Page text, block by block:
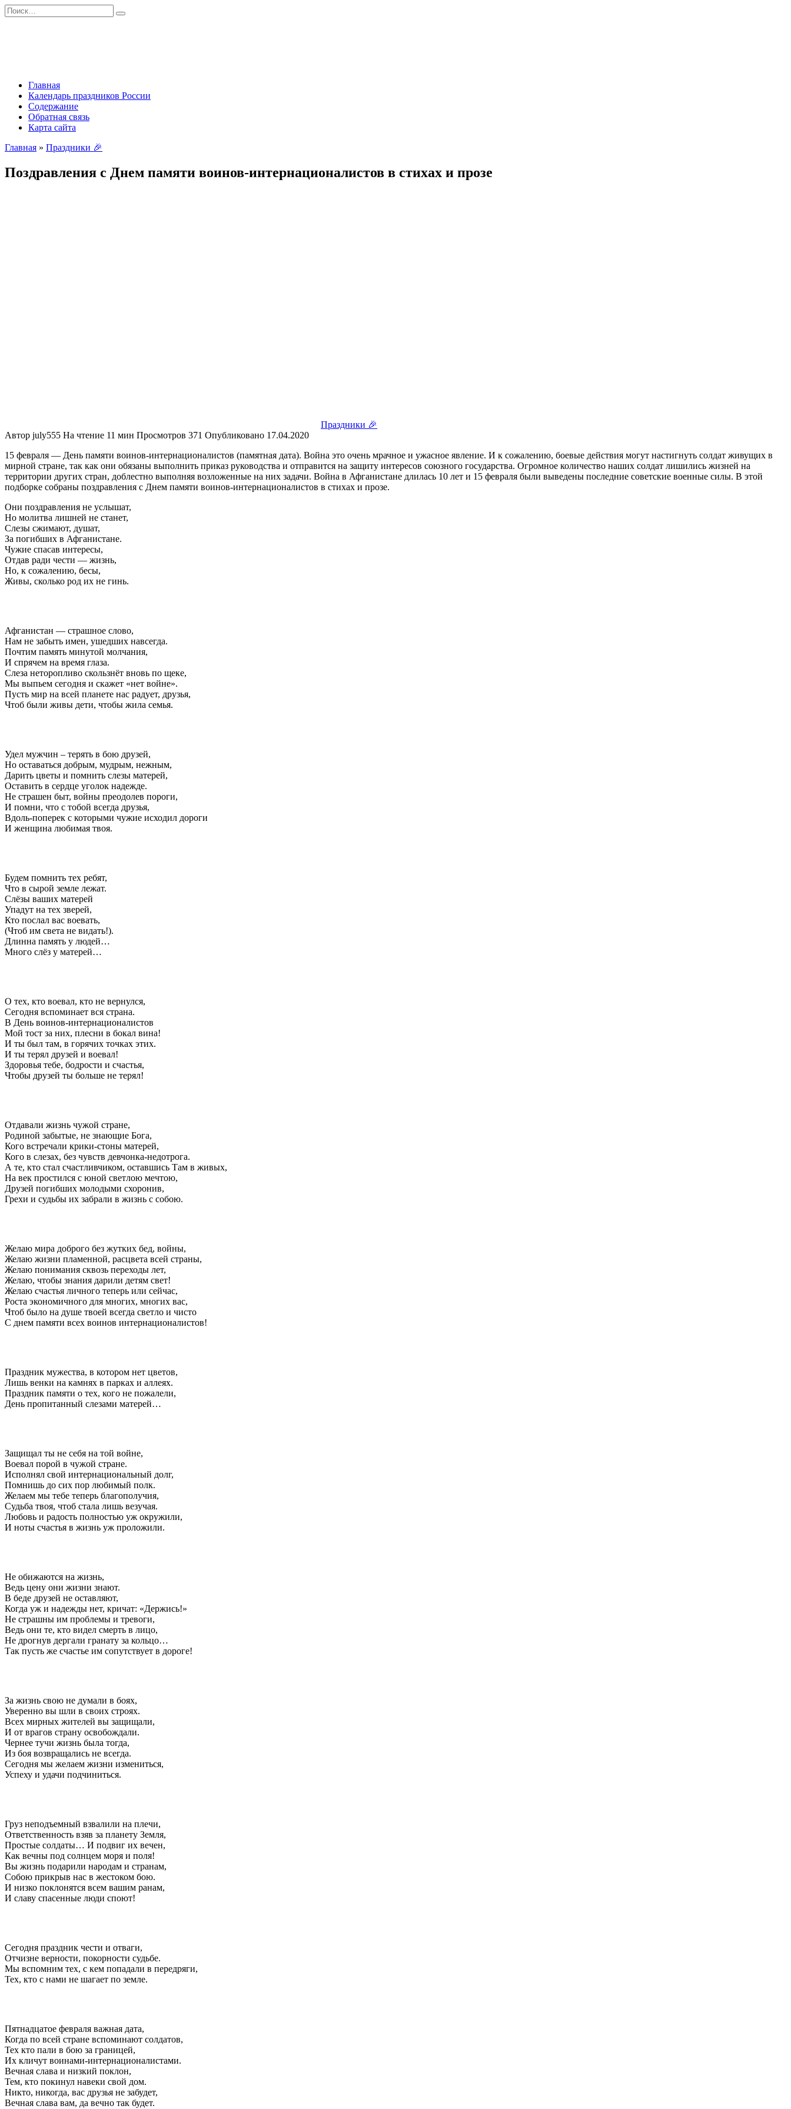
Перейти
к
Search
for:
Главная
Календарь праздников России
Содержание
Обратная связь
Карта сайта
Главная » Праздники 🎉
Поздравления с Днем памяти воинов-интернационалистов в стихах и прозе
Праздники 🎉
Автор july555 На чтение 11 мин Просмотров 371 Опубликовано 17.04.2020
15 февраля — День памяти воинов-интернационалистов (памятная дата). Война это очень мрачное и ужасное явление. И к сожалению, боевые действия могут настигнуть солдат живущих в
мирной стране, так как они обязаны выполнить приказ руководства и отправится на защиту интересов союзного государства. Огромное количество наших солдат лишились жизней на
территории других стран, доблестно выполняя возложенные на них задачи. Война в Афганистане длилась 10 лет и 15 февраля были выведены последние советские военные силы. В этой
подборке собраны поздравления с Днем памяти воинов-интернационалистов в стихах и прозе.
Они поздравления не услышат,
Но молитва лишней не станет,
Слезы сжимают, душат,
За погибших в Афганистане.
Чужие спасав интересы,
Отдав ради чести — жизнь,
Но, к сожалению, бесы,
Живы, сколько род их не гинь.
Афганистан — страшное слово,
Нам не забыть имен, ушедших навсегда.
Почтим память минутой молчания,
И спрячем на время глаза.
Слеза неторопливо скользнёт вновь по щеке,
Мы выпьем сегодня и скажет «нет войне».
Пусть мир на всей планете нас радует, друзья,
Чтоб были живы дети, чтобы жила семья.
Удел мужчин – терять в бою друзей,
Но оставаться добрым, мудрым, нежным,
Дарить цветы и помнить слезы матерей,
Оставить в сердце уголок надежде.
Не страшен быт, войны преодолев пороги,
И помни, что с тобой всегда друзья,
Вдоль-поперек с которыми чужие исходил дороги
И женщина любимая твоя.
Будем помнить тех ребят,
Что в сырой земле лежат.
Слёзы ваших матерей
Упадут на тех зверей,
Кто послал вас воевать,
(Чтоб им света не видать!).
Длинна память у людей…
Много слёз у матерей…
О тех, кто воевал, кто не вернулся,
Сегодня вспоминает вся страна.
В День воинов-интернационалистов
Мой тост за них, плесни в бокал вина!
И ты был там, в горячих точках этих.
И ты терял друзей и воевал!
Здоровья тебе, бодрости и счастья,
Чтобы друзей ты больше не терял!
Отдавали жизнь чужой стране,
Родиной забытые, не знающие Бога,
Кого встречали крики-стоны матерей,
Кого в слезах, без чувств девчонка-недотрога.
А те, кто стал счастливчиком, оставшись Там в живых,
На век простился с юной светлою мечтою,
Друзей погибших молодыми схоронив,
Грехи и судьбы их забрали в жизнь с собою.
Желаю мира доброго без жутких бед, войны,
Желаю жизни пламенной, расцвета всей страны,
Желаю понимания сквозь переходы лет,
Желаю, чтобы знания дарили детям свет!
Желаю счастья личного теперь или сейчас,
Роста экономичного для многих, многих вас,
Чтоб было на душе твоей всегда светло и чисто
С днем памяти всех воинов интернационалистов!
Праздник мужества, в котором нет цветов,
Лишь венки на камнях в парках и аллеях.
Праздник памяти о тех, кого не пожалели,
День пропитанный слезами матерей…
Защищал ты не себя на той войне,
Воевал порой в чужой стране.
Исполнял свой интернациональный долг,
Помнишь до сих пор любимый полк.
Желаем мы тебе теперь благополучия,
Судьба твоя, чтоб стала лишь везучая.
Любовь и радость полностью уж окружили,
И ноты счастья в жизнь уж проложили.
Не обижаются на жизнь,
Ведь цену они жизни знают.
В беде друзей не оставляют,
Когда уж и надежды нет, кричат: «Держись!»
Не страшны им проблемы и тревоги,
Ведь они те, кто видел смерть в лицо,
Не дрогнув дергали гранату за кольцо…
Так пусть же счастье им сопутствует в дороге!
За жизнь свою не думали в боях,
Уверенно вы шли в своих строях.
Всех мирных жителей вы защищали,
И от врагов страну освобождали.
Чернее тучи жизнь была тогда,
Из боя возвращались не всегда.
Сегодня мы желаем жизни измениться,
Успеху и удачи подчиниться.
Груз неподъемный взвалили на плечи,
Ответственность взяв за планету Земля,
Простые солдаты… И подвиг их вечен,
Как вечны под солнцем моря и поля!
Вы жизнь подарили народам и странам,
Собою прикрыв нас в жестоком бою.
И низко поклонятся всем вашим ранам,
И славу спасенные люди споют!
Сегодня праздник чести и отваги,
Отчизне верности, покорности судьбе.
Мы вспомним тех, с кем попадали в передряги,
Тех, кто с нами не шагает по земле.
Пятнадцатое февраля важная дата,
Когда по всей стране вспоминают солдатов,
Тех кто пали в бою за границей,
Их кличут воинами-интернационалистами.
Вечная слава и низкий поклон,
Тем, кто покинул навеки свой дом.
Никто, никогда, вас друзья не забудет,
Вечная слава вам, да вечно так будет.